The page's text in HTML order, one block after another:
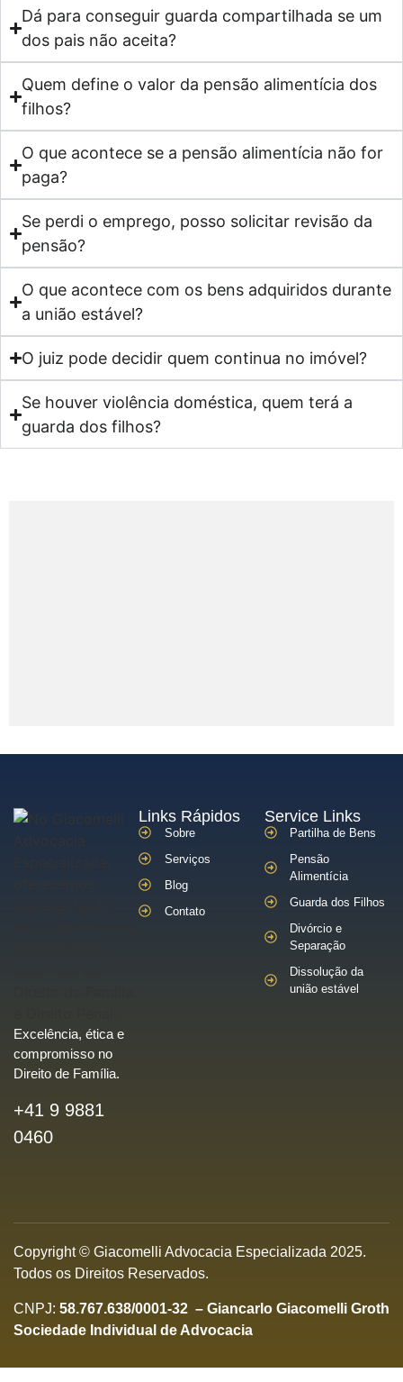
Dá para conseguir guarda compartilhada se um
dos pais não aceita?
Quem define o valor da pensão alimentícia dos
filhos?
O que acontece se a pensão alimentícia não for
paga?
Se perdi o emprego, posso solicitar revisão da
pensão?
O que acontece com os bens adquiridos durante
a união estável?
O juiz pode decidir quem continua no imóvel?
Se houver violência doméstica, quem terá a
guarda dos filhos?
Excelência, ética e
compromisso no
Direito de Família.
+41 9 9881
0460
Links Rápidos
Sobre
Serviços
Blog
Contato
Service Links
Partilha de Bens
Pensão
Alimentícia
Guarda dos Filhos
Divórcio e
Separação
Dissolução da
união estável
Copyright © Giacomelli Advocacia Especializada 2025.
Todos os Direitos Reservados.
CNPJ: 58.767.638/0001-32 – Giancarlo Giacomelli Groth
Sociedade Individual de Advocacia